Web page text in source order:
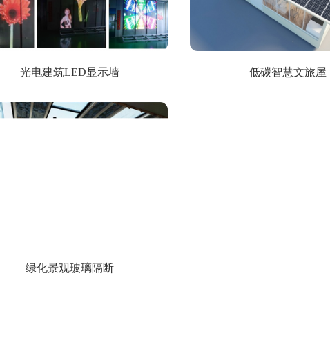
光电建筑LED显示墙 低碳智慧文旅屋
绿化景观玻璃隔断